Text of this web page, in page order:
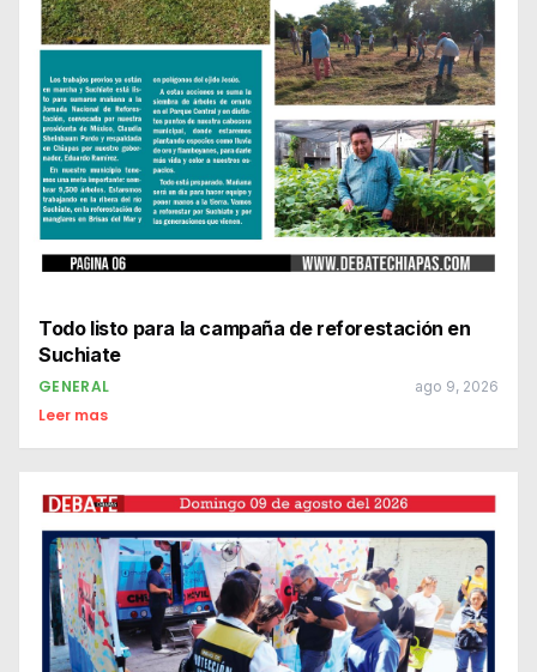
Todo listo para la campaña de reforestación en
Suchiate
GENERAL ago 9, 2026
Leer mas